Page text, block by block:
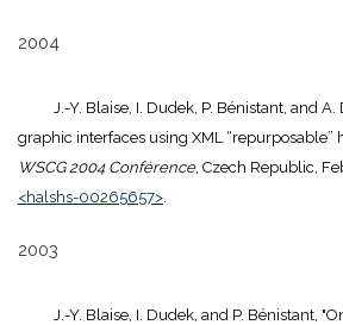
2004
J.-Y. Blaise, I. Dudek, P. Bénistant, and
graphic interfaces using XML “repurposable”
WSCG 2004 Conférence, Czech Republic,
<halshs-00265657>
2003
J.-Y. Blaise, I. Dudek, and P. Bénistant,